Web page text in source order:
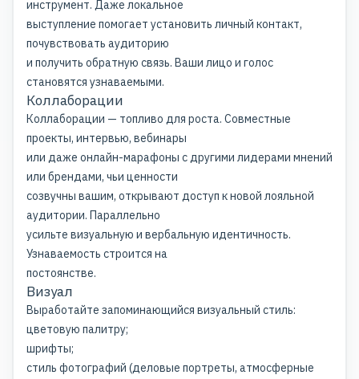
инструмент. Даже локальное
выступление помогает установить личный контакт,
почувствовать аудиторию
и получить обратную связь. Ваши лицо и голос
становятся узнаваемыми.
Коллаборации
Коллаборации — топливо для роста. Совместные
проекты, интервью, вебинары
или даже онлайн-марафоны с другими лидерами мнений
или брендами, чьи ценности
созвучны вашим, открывают доступ к новой лояльной
аудитории. Параллельно
усильте визуальную и вербальную идентичность.
Узнаваемость строится на
постоянстве.
Визуал
Выработайте запоминающийся визуальный стиль:
цветовую палитру;
шрифты;
стиль фотографий (деловые портреты, атмосферные